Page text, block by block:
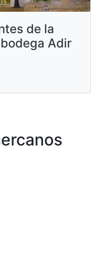
de la
Adir